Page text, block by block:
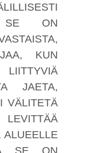
SE ON
KUN
JAETA,
VÄLITETÄ
ALUEELLE
SE ON